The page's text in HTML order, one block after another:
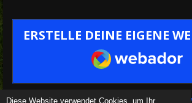
Diese Website verwendet Cookies, um Ihr
ERSTELLE DEINE EIGENE
WEBADOR